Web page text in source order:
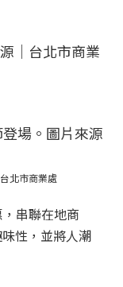
北市商業處
串聯在地商
性，並將人潮